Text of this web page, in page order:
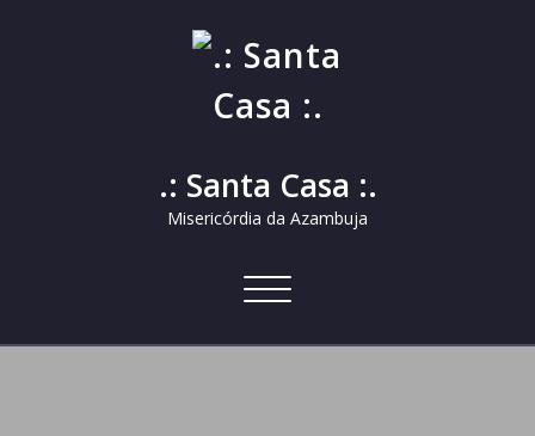
.: Santa Casa :.
Misericórdia da Azambuja
Alternar
navegação